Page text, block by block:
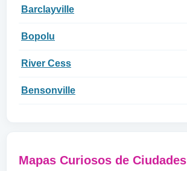
Barclayville
Bopolu
River Cess
Bensonville
Mapas Curiosos de Ciudades